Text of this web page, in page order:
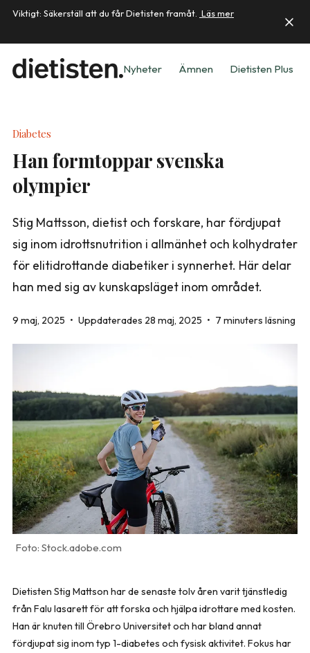
Viktigt: Säkerställ att du får Dietisten framåt. Läs mer
Nyheter Ämnen Dietisten Plus
Diabetes
Han formtoppar svenska
olympier
Stig Mattsson, dietist och forskare, har fördjupat
sig inom idrotts­nutrition i allmänhet och kolhydrater
för elitidrottande diabetiker i synnerhet. Här delar
han med sig av kunskapsläget inom området.
9 maj, 2025 • Uppdaterades 28 maj, 2025 • 7 minuters läsning
Stock.adobe.com
Dietisten Stig Mattson har de senaste tolv åren varit tjänstledig
från Falu lasarett för att forska och hjälpa idrottare med kosten.
Han är knuten till Örebro Universitet och har bland annat
fördjupat sig inom typ 1-diabetes och fysisk aktivitet. Fokus har